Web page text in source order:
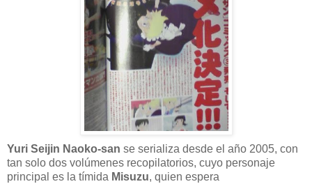
Yuri Seijin Naoko-san se serializa desde el año 2005, con
tan solo dos volúmenes recopilatorios, cuyo personaje
principal es la tímida Misuzu, quien espera